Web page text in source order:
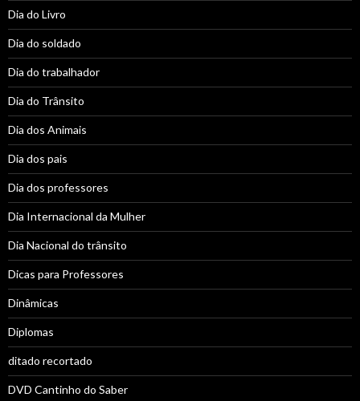
Dia do Livro
Dia do soldado
Dia do trabalhador
Dia do Trânsito
Dia dos Animais
Dia dos pais
Dia dos professores
Dia Internacional da Mulher
Dia Nacional do trânsito
Dicas para Professores
Dinâmicas
Diplomas
ditado recortado
DVD Cantinho do Saber